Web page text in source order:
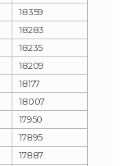
18359
18283
18235
18209
18177
18007
17950
17895
17887